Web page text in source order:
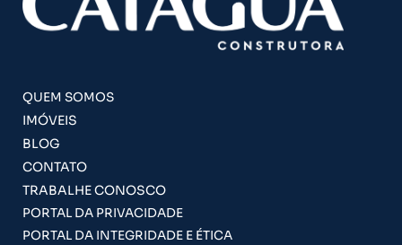
QUEM SOMOS
IMÓVEIS
BLOG
CONTATO
TRABALHE CONOSCO
PORTAL DA PRIVACIDADE
PORTAL DA INTEGRIDADE E ÉTICA